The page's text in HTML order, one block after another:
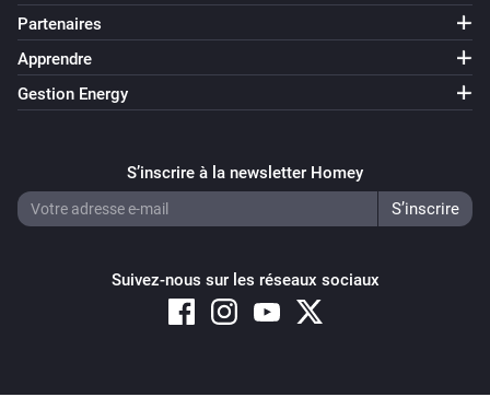
Partenaires
Apprendre
Gestion Energy
S’inscrire à la newsletter Homey
Suivez-nous sur les réseaux sociaux